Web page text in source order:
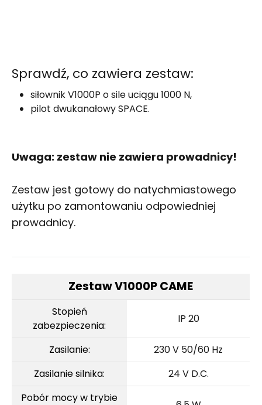
Sprawdź, co zawiera zestaw:
siłownik V1000P o sile uciągu 1000 N,
pilot dwukanałowy SPACE.
Uwaga: zestaw nie zawiera prowadnicy!
Zestaw jest gotowy do natychmiastowego
użytku po zamontowaniu odpowiedniej
prowadnicy.
Zestaw V1000P CAME
Stopień
zabezpieczenia:
IP 20
Zasilanie:
230 V 50/60 Hz
Zasilanie silnika:
24 V D.C.
Pobór mocy w trybie